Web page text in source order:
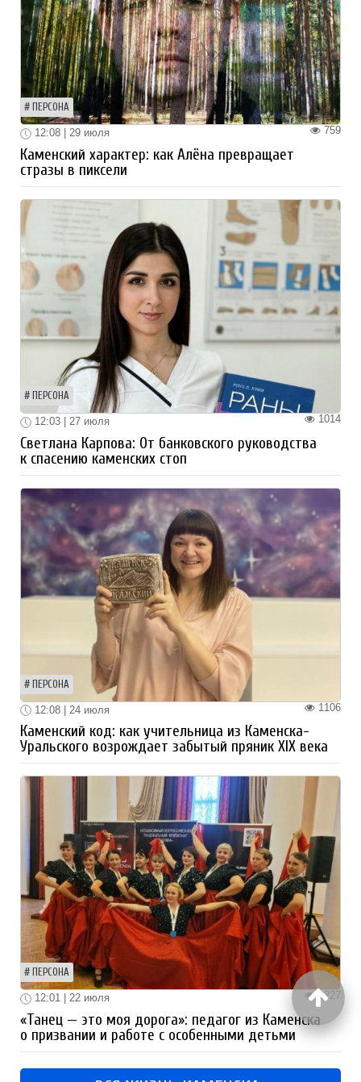
ПЕРСОНА
759
12:08 | 29 июля
Каменский характер: как Алёна превращает
стразы в пиксели
ПЕРСОНА
1014
12:03 | 27 июля
Светлана Карпова: От банковского руководства
к спасению каменских стоп
ПЕРСОНА
1106
12:08 | 24 июля
Каменский код: как учительница из Каменска-
Уральского возрождает забытый пряник XIX века
ПЕРСОНА
1227
12:01 | 22 июля
«Танец — это моя дорога»: педагог из Каменска
о призвании и работе с особенными детьми